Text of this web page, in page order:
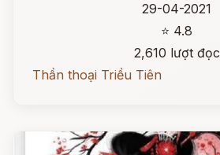
29-04-2021
⭐ 4.8
2,610 lượt đọc
Thần thoại Triều Tiên